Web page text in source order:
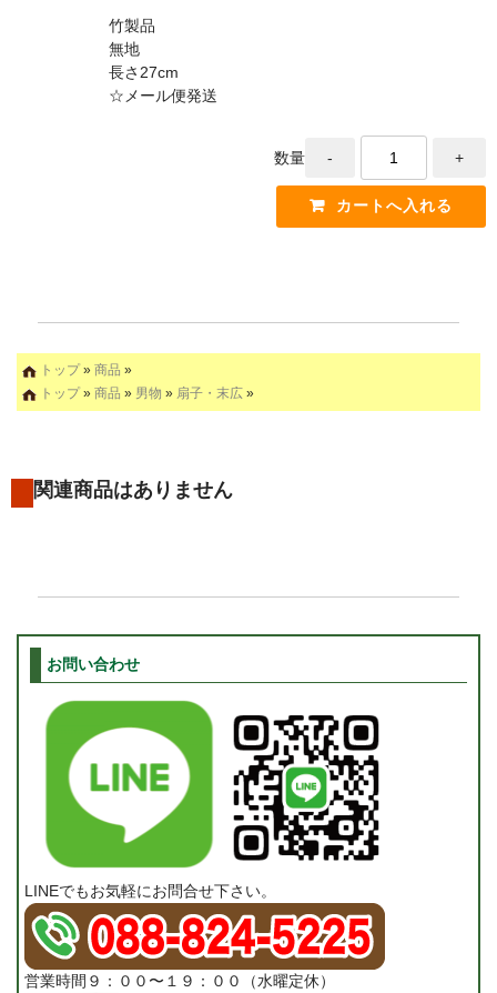
竹製品
無地
長さ27cm
☆メール便発送
数量
トップ» 商品 »
トップ» 商品 » 男物 » 扇子・末広 »
関連商品はありません
お問い合わせ
LINEでもお気軽にお問合せ下さい。
営業時間９：００〜１９：００（水曜定休）